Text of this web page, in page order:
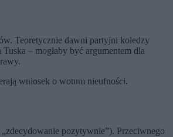
Teoretycznie dawni partyjni koledzy
– mogłaby być argumentem dla
wniosek o wotum nieufności.
pozytywnie”). Przeciwnego